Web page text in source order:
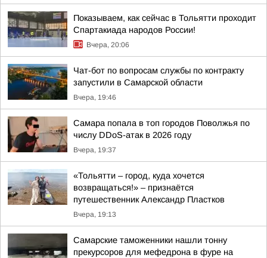
Показываем, как сейчас в Тольятти проходит
Спартакиада народов России!
Вчера, 20:06
Чат-бот по вопросам службы по контракту
запустили в Самарской области
Вчера, 19:46
Самара попала в топ городов Поволжья по
числу DDoS-атак в 2026 году
Вчера, 19:37
«Тольятти – город, куда хочется
возвращаться!» – признаётся
путешественник Александр Пластков
Вчера, 19:13
Самарские таможенники нашли тонну
прекурсоров для мефедрона в фуре на